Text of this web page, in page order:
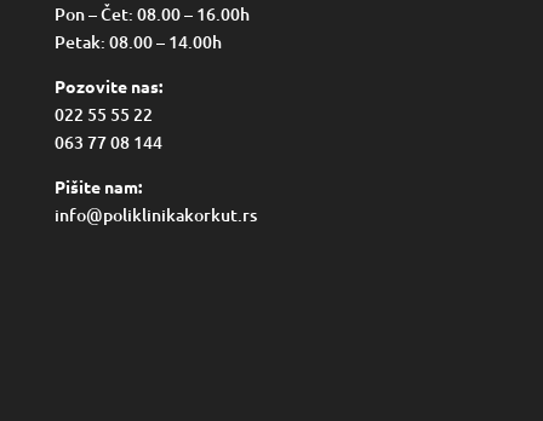
Pon – Čet: 08.00 – 16.00h
Petak: 08.00 – 14.00h
Pozovite nas:
022 55 55 22
063 77 08 144
Pišite nam:
info@poliklinikakorkut.rs